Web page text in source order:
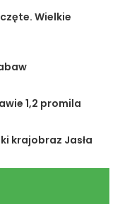
Wielkie
1,2 promila
krajobraz Jasła